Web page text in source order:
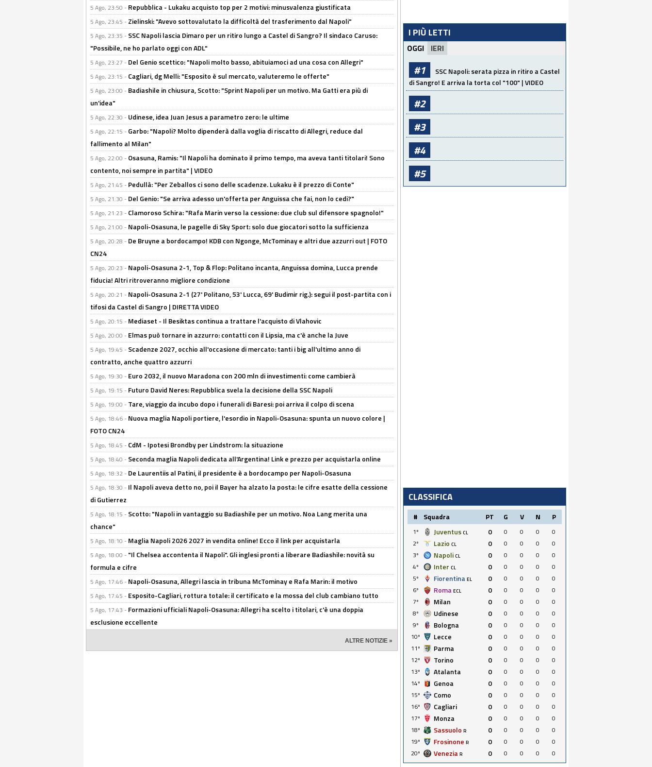
5 Ago, 23:50 - Repubblica - Lukaku acquisto top per 2 motivi: minusvalenza giustificata
5 Ago, 23:45 - Zielinski: "Avevo sottovalutato la difficoltà del trasferimento dal Napoli"
5 Ago, 23:35 - SSC Napoli lascia Dimaro per un ritiro lungo a Castel di Sangro? Il sindaco Caruso:
"Possibile, ne ho parlato oggi con ADL"
5 Ago, 23:27 - Del Genio scettico: "Napoli molto basso, abituiamoci ad una cosa con Allegri"
5 Ago, 23:15 - Cagliari, dg Melli: "Esposito è sul mercato, valuteremo le offerte"
5 Ago, 23:00 - Badiashile in chiusura, Scotto: "Sprint Napoli per un motivo. Ma Gatti era più di
un'idea"
5 Ago, 22:30 - Udinese, idea Juan Jesus a parametro zero: le ultime
5 Ago, 22:15 - Garbo: "Napoli? Molto dipenderà dalla voglia di riscatto di Allegri, reduce dal
fallimento al Milan"
5 Ago, 22:00 - Osasuna, Ramis: "Il Napoli ha dominato il primo tempo, ma aveva tanti titolari! Sono
contento, noi sempre in partita" | VIDEO
5 Ago, 21:45 - Pedullà: "Per Zeballos ci sono delle scadenze. Lukaku è il prezzo di Conte"
5 Ago, 21:30 - Del Genio: "Se arriva adesso un'offerta per Anguissa che fai, non lo cedi?"
5 Ago, 21:23 - Clamoroso Schira: "Rafa Marin verso la cessione: due club sul difensore spagnolo!"
5 Ago, 21:00 - Napoli-Osasuna, le pagelle di Sky Sport: solo due giocatori sotto la sufficienza
5 Ago, 20:28 - De Bruyne a bordocampo! KDB con Ngonge, McTominay e altri due azzurri out | FOTO
CN24
5 Ago, 20:23 - Napoli-Osasuna 2-1, Top & Flop: Politano incanta, Anguissa domina, Lucca prende
fiducia! Altri ritroveranno migliore condizione
5 Ago, 20:21 - Napoli-Osasuna 2-1 (27' Politano, 53' Lucca, 69' Budimir rig.): segui il post-partita con i
tifosi da Castel di Sangro | DIRETTA VIDEO
5 Ago, 20:15 - Mediaset - Il Besiktas continua a trattare l'acquisto di Vlahovic
5 Ago, 20:00 - Elmas può tornare in azzurro: contatti con il Lipsia, ma c'è anche la Juve
5 Ago, 19:45 - Scadenze 2027, occhio all'occasione di mercato: tanti i big all'ultimo anno di
contratto, anche quattro azzurri
5 Ago, 19:30 - Euro 2032, il nuovo Maradona con 200 mln di investimenti: come cambierà
5 Ago, 19:15 - Futuro David Neres: Repubblica svela la decisione della SSC Napoli
5 Ago, 19:00 - Tare, viaggio da incubo dopo i funerali di Baresi: poi arriva il colpo di scena
5 Ago, 18:46 - Nuova maglia Napoli portiere, l'esordio in Napoli-Osasuna: spunta un nuovo colore |
FOTO CN24
5 Ago, 18:45 - CdM - Ipotesi Brondby per Lindstrom: la situazione
5 Ago, 18:40 - Seconda maglia Napoli dedicata all'Argentina! Link e prezzo per acquistarla online
5 Ago, 18:32 - De Laurentiis al Patini, il presidente è a bordocampo per Napoli-Osasuna
5 Ago, 18:30 - Il Napoli aveva detto no, poi il Bayer ha alzato la posta: le cifre esatte della cessione
di Gutierrez
5 Ago, 18:15 - Scotto: "Napoli in vantaggio su Badiashile per un motivo. Noa Lang merita una
chance"
5 Ago, 18:10 - Maglia Napoli 2026 2027 in vendita online! Ecco il link per acquistarla
5 Ago, 18:00 - "Il Chelsea accontenta il Napoli". Gli inglesi pronti a liberare Badiashile: novità su
formula e cifre
5 Ago, 17:46 - Napoli-Osasuna, Allegri lascia in tribuna McTominay e Rafa Marin: il motivo
5 Ago, 17:45 - Esposito-Cagliari, rottura totale: il certificato e la mossa del club cambiano tutto
5 Ago, 17:43 - Formazioni ufficiali Napoli-Osasuna: Allegri ha scelto i titolari, c'è una doppia
esclusione eccellente
ALTRE NOTIZIE »
I PIÙ LETTI
OGGI IERI
#1
SSC Napoli: serata pizza in ritiro a Castel
di Sangro! E arriva la torta col "100" | VIDEO
#2
#3
#4
#5
CLASSIFICA
# Squadra PT G V N P
1º Juventus CL 0 0 0 0
0
2º
Lazio CL 0 0 0 0
0
3º
Napoli CL 0 0 0 0
0
4º
Inter CL 0 0 0 0
0
5º
Fiorentina EL 0 0 0 0
0
6º
Roma ECL 0 0 0 0
0
7º
Milan 0 0 0 0
0
8º
Udinese 0 0 0 0
0
9º
Bologna 0 0 0 0
0
10º
Lecce 0 0 0 0
0
11º
Parma 0 0 0 0
0
12º
Torino 0 0 0 0
0
13º
Atalanta 0 0 0 0
0
14º
Genoa 0 0 0 0
0
15º
Como 0 0 0 0
0
16º
Cagliari 0 0 0 0
0
17º
Monza 0 0 0 0
0
18º
Sassuolo R 0 0 0 0
0
19º
Frosinone R 0 0 0 0
0
20º
Venezia R 0 0 0 0 0